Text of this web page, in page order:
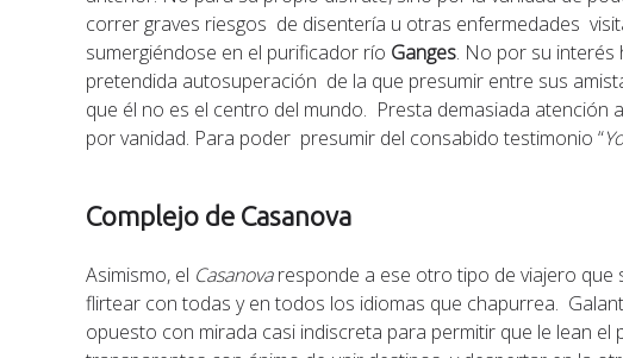
correr graves riesgos de disentería u otras enfermedades
sumergiéndose en el purificador río Ganges. No por su
pretendida autosuperación de la que presumir entre sus
que él no es el centro del mundo. Presta demasiada atención
por vanidad. Para poder presumir del consabido testimonio “
Complejo de Casanova
Asimismo, el Casanovaresponde a ese otro tipo de viajero que
flirtear con todas y en todos los idiomas que chapurrea.
opuesto con mirada casi indiscreta para permitir que le lean el